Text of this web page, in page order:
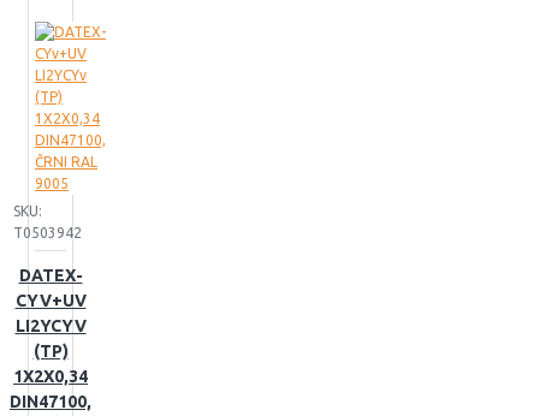
SKU:
T0503942
DATEX-
CYV+UV
LI2YCYV
(TP)
1X2X0,34
DIN47100,